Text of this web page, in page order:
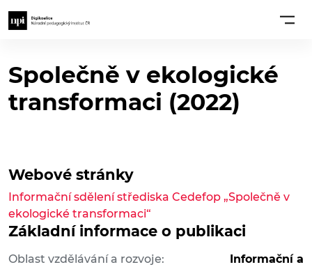
Společně v ekologické
transformaci (2022)
Základní informace o publikaci
Oblast vzdělávání a rozvoje:
Informační a
Webové stránky
Informační sdělení střediska Cedefop „Společně v
ekologické transformaci“